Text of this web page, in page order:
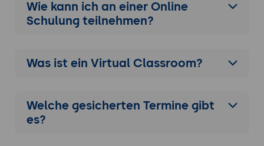
Wie kann ich an einer Online
Schulung teilnehmen?
Was ist ein Virtual Classroom?
Welche gesicherten Termine gibt
es?